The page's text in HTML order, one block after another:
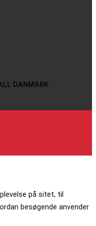
DANMARK
på sitet, til
besøgende anvender